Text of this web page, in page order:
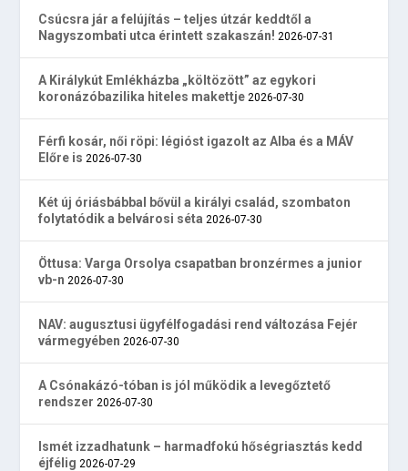
Csúcsra jár a felújítás – teljes útzár keddtől a
Nagyszombati utca érintett szakaszán! 2026-07-31
A Királykút Emlékházba „költözött” az egykori
koronázóbazilika hiteles makettje 2026-07-30
Férfi kosár, női röpi: légióst igazolt az Alba és a MÁV
Előre is 2026-07-30
Két új óriásbábbal bővül a királyi család, szombaton
folytatódik a belvárosi séta 2026-07-30
Öttusa: Varga Orsolya csapatban bronzérmes a junior
vb-n 2026-07-30
NAV: augusztusi ügyfélfogadási rend változása Fejér
vármegyében 2026-07-30
A Csónakázó-tóban is jól működik a levegőztető
rendszer 2026-07-30
Ismét izzadhatunk – harmadfokú hőségriasztás kedd
éjfélig 2026-07-29